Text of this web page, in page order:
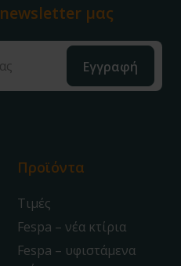
Προϊόντα
Τιμές
Fespa – νέα κτίρια
Fespa – υφιστάμενα
newsletter μας